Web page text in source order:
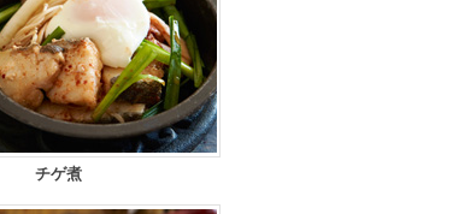
チゲ煮